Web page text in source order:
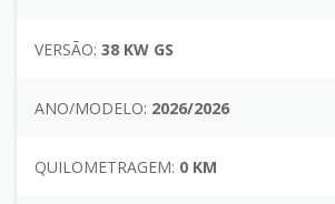
VERSÃO: 38 KW GS
ANO/MODELO: 2026/2026
QUILOMETRAGEM: 0 KM